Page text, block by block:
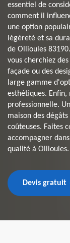
essentiel de
comment il
une option
légèreté et sa
de Ollioules
vous cherchiez
façade ou des
large gamme
esthétiques.
professionnelle.
maison des
coûteuses. Faites
accompagner
qualité à Ollioules.
Devis gratuit